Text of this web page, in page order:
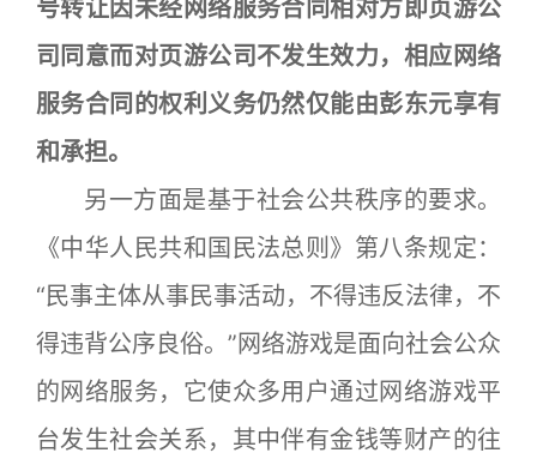
号转让因未经网络服务合同相对方即页游公
司同意而对页游公司不发生效力，相应网络
服务合同的权利义务仍然仅能由彭东元享有
和承担。
另一方面是基于社会公共秩序的要求。
《中华人民共和国民法总则》第八条规定：
“民事主体从事民事活动，不得违反法律，不
得违背公序良俗。”网络游戏是面向社会公众
的网络服务，它使众多用户通过网络游戏平
台发生社会关系，其中伴有金钱等财产的往